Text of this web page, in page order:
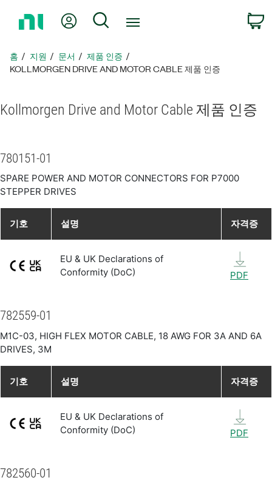
지
로
가
내 계정 검색
홈 지원 문서
제품 인증
KOLLMORGEN DRIVE AND MOTOR CABLE 제품 인증
Kollmorgen Drive and Motor Cable 제품 인증
780151-01
SPARE POWER AND MOTOR CONNECTORS FOR P7000
STEPPER DRIVES
기호 설명 자격증
EU & UK Declarations of
Conformity (DoC)
PDF
782559-01
M1C-03, HIGH FLEX MOTOR CABLE, 18 AWG FOR 3A AND 6A
DRIVES, 3M
기호 설명 자격증
EU & UK Declarations of
Conformity (DoC)
PDF
782560-01